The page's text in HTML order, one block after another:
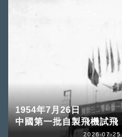
1954年7月26日
中國第一批自製飛機試飛
2026-07-25